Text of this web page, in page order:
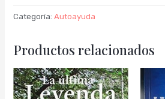
Categoría:Autoayuda
Productos relacionados